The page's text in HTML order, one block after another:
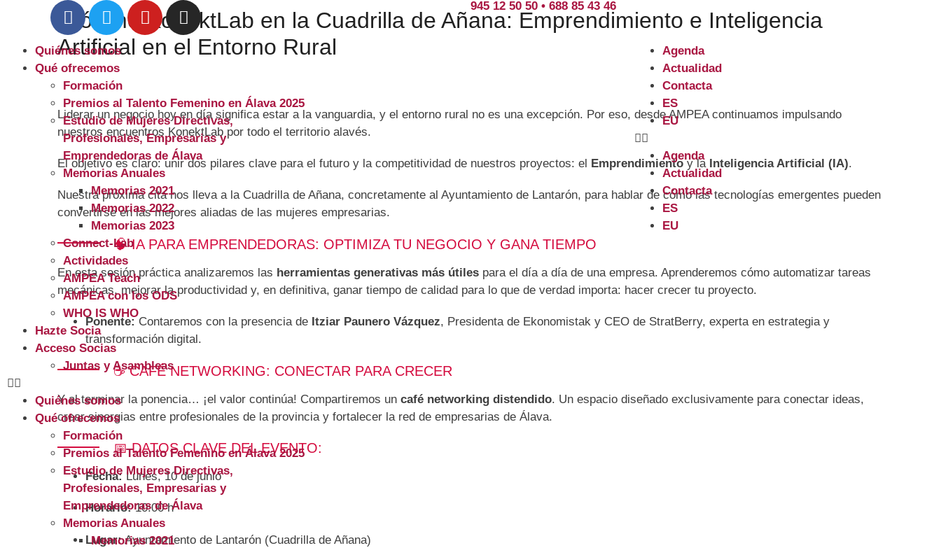
945 12 50 50 • 688 85 43 46
Quiénes somos
Qué ofrecemos
Formación
Premios al Talento Femenino en Álava 2025
Estudio de Mujeres Directivas,
Profesionales, Empresarias y
Emprendedoras de Álava
Memorias Anuales
Memorias 2021
Memorias 2022
Memorias 2023
Connect-Lab
Actividades
AMPEA Teach
AMPEA con los ODS
WHO IS WHO
Hazte Socia
Acceso Socias
Juntas y Asambleas
Quiénes somos
Qué ofrecemos
Formación
Premios al Talento Femenino en Álava 2025
Estudio de Mujeres Directivas,
Profesionales, Empresarias y
Emprendedoras de Álava
Memorias Anuales
Memorias 2021
Agenda
Actualidad
Contacta
ES
EU
Agenda
Actualidad
Contacta
ES
EU
Próximo KonektLab en la Cuadrilla de Añana: Emprendimiento e Inteligencia
Artificial en el Entorno Rural
Liderar un negocio hoy en día significa estar a la vanguardia, y el entorno rural no es una excepción. Por eso, desde AMPEA continuamos impulsando
nuestros encuentros KonektLab por todo el territorio alavés.
El objetivo es claro: unir dos pilares clave para el futuro y la competitividad de nuestros proyectos: el Emprendimientoy la Inteligencia Artificial (IA).
Nuestra próxima cita nos lleva a la Cuadrilla de Añana, concretamente al Ayuntamiento de Lantarón, para hablar de cómo las tecnologías emergentes pueden
convertirse en las mejores aliadas de las mujeres empresarias.
🧠 IA PARA EMPRENDEDORAS: OPTIMIZA TU NEGOCIO Y GANA TIEMPO
En esta sesión práctica analizaremos las herramientas generativas más útiles para el día a día de una empresa. Aprenderemos cómo automatizar tareas
mecánicas, mejorar la productividad y, en definitiva, ganar tiempo de calidad para lo que de verdad importa: hacer crecer tu proyecto.
Ponente: Contaremos con la presencia de Itziar Paunero Vázquez, Presidenta de Ekonomistak y CEO de StratBerry, experta en estrategia y
transformación digital.
☕ CAFÉ NETWORKING: CONECTAR PARA CRECER
Y al terminar la ponencia… ¡el valor continúa! Compartiremos un café networking distendido. Un espacio diseñado exclusivamente para conectar ideas,
crear sinergias entre profesionales de la provincia y fortalecer la red de empresarias de Álava.
📅 DATOS CLAVE DEL EVENTO:
Fecha: Lunes, 10 de junio
Horario:10:00 h
Lugar:Ayuntamiento de Lantarón (Cuadrilla de Añana)